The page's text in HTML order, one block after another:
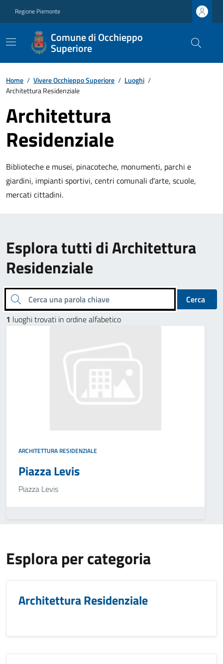
Regione Piemonte
Comune di Occhieppo
Superiore
Home / Vivere Occhieppo Superiore / Luoghi /
Architettura Residenziale
Architettura
Residenziale
Biblioteche e musei, pinacoteche, monumenti, parchi e
giardini, impianti sportivi, centri comunali d'arte, scuole,
mercati cittadini.
Esplora tutti di Architettura
Residenziale
Cerca una parola chiave
Cerca
1 luoghi trovati in ordine alfabetico
ARCHITETTURA RESIDENZIALE
Piazza Levis
Piazza Levis
Esplora per categoria
Architettura Residenziale